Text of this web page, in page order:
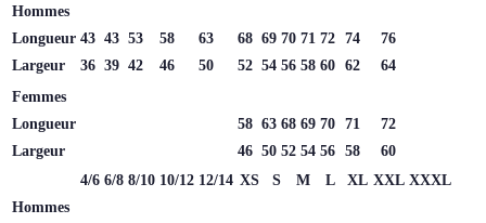
Hommes
Longueur 43 43 53 58 63 68 69 70 71 72 74
76
Largeur
36 39 42 46 50 52 54 56 58 60 62
64
Femmes
Longueur
58 63 68 69 70 71
72
Largeur
46 50 52 54 56 58
60
4/6 6/8 8/10 10/12 12/14 XS S M L XL XXL XXXL
Hommes